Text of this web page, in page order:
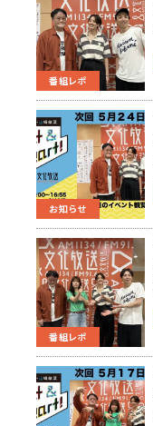
番組レポ
お知らせ
番組レポ